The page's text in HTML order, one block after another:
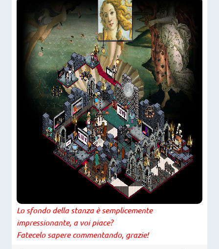
Lo sfondo della stanza è semplicemente
impressionante, a voi piace?
Fatecelo sapere commentando, grazie!